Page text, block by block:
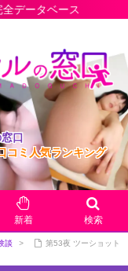
ース
口
コミ人気ランキング
新着 検索
談 >
第53夜 ツーショット